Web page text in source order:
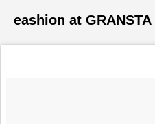
eashion at GRANSTA